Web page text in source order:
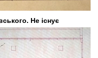
Не існує